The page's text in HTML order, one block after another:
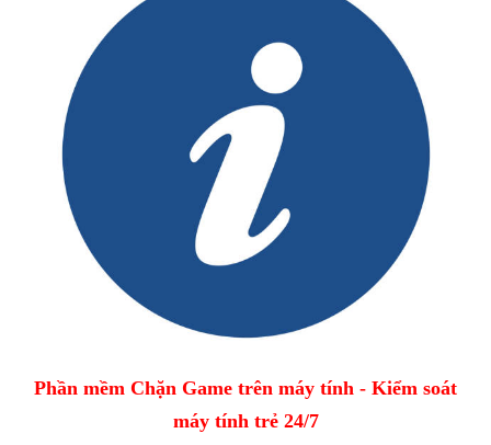
Phần mềm Chặn Game trên máy tính - Kiểm soát
máy tính trẻ 24/7